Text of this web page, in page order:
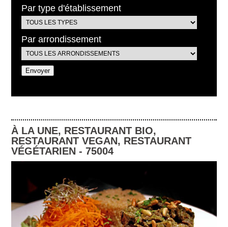
Par type d'établissement
Par arrondissement
À LA UNE, RESTAURANT BIO,
RESTAURANT VEGAN, RESTAURANT
VÉGÉTARIEN -75004